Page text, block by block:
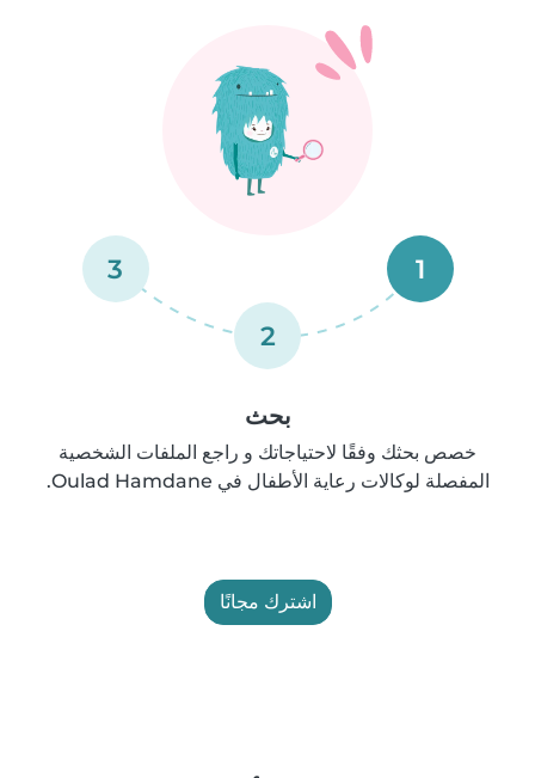
1
2
3
بحث
خصص بحثك وفقًا لاحتياجاتك و راجع الملفات الشخصية
المفصلة لوكالات رعاية الأطفال في Oulad Hamdane.
اشترك مجانًا